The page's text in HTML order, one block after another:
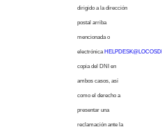
dirigido a la dirección
postal arriba
mencionada o
electrónica
copia del DNI en
ambos casos, así
como el derecho a
presentar una
reclamación ante la